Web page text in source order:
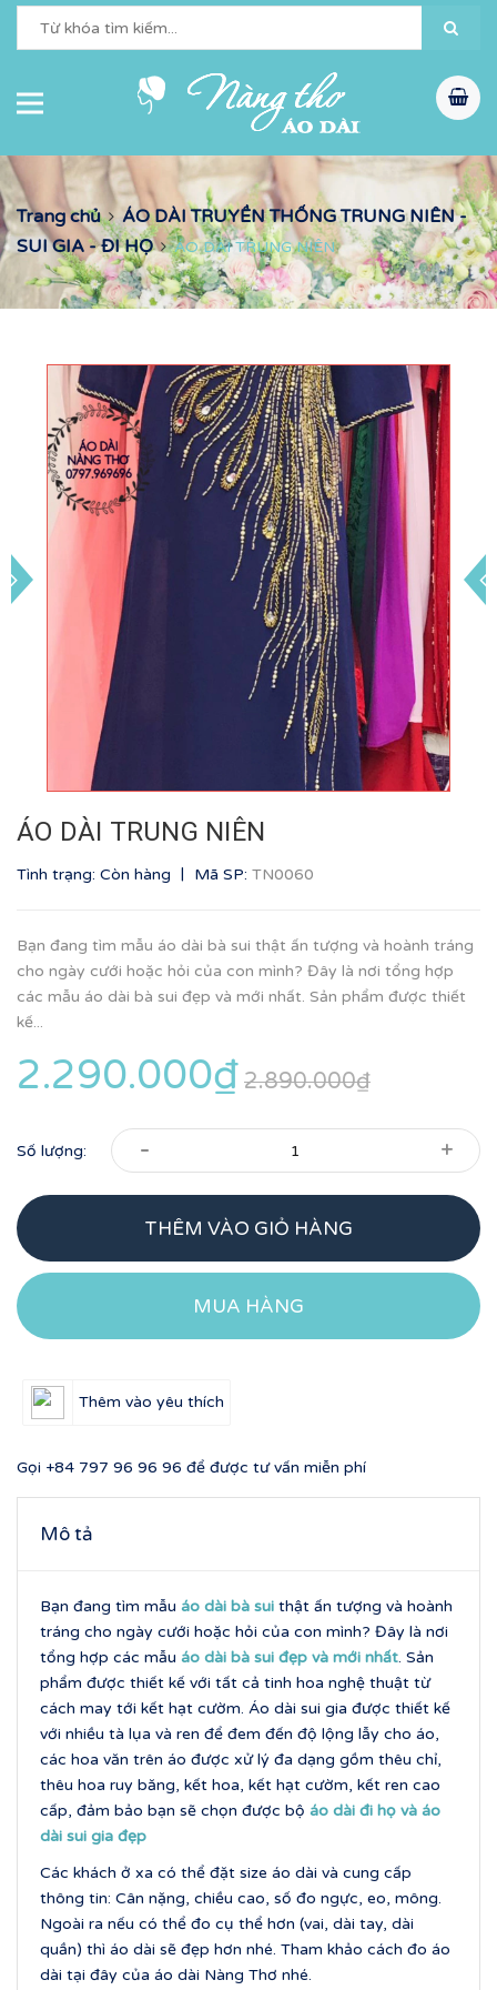
Trang chủ
ÁO DÀI TRUYỀN THỐNG TRUNG NIÊN -
SUI GIA - ĐI HỌ
ÁO DÀI TRUNG NIÊN
ÁO DÀI TRUNG NIÊN
Tình trạng: Còn hàng | Mã SP: TN0060
Bạn đang tìm mẫu áo dài bà sui thật ấn tượng và hoành tráng
cho ngày cưới hoặc hỏi của con mình? Đây là nơi tổng hợp
các mẫu áo dài bà sui đẹp và mới nhất. Sản phẩm được thiết
kế...
2.290.000₫ 2.890.000₫
Số lượng: - +
THÊM VÀO GIỎ HÀNG
MUA HÀNG
Thêm vào yêu thích
Gọi +84 797 96 96 96 để được tư vấn miễn phí
Mô tả
Bạn đang tìm mẫu áo dài bà sui thật ấn tượng và hoành
tráng cho ngày cưới hoặc hỏi của con mình? Đây là nơi
tổng hợp các mẫu áo dài bà sui đẹp và mới nhất. Sản
phẩm được thiết kế với tất cả tinh hoa nghệ thuật từ
cách may tới kết hạt cườm. Áo dài sui gia được thiết kế
với nhiều tà lụa và ren để đem đến độ lộng lẫy cho áo,
các hoa văn trên áo được xử lý đa dạng gồm thêu chỉ,
thêu hoa ruy băng, kết hoa, kết hạt cườm, kết ren cao
cấp, đảm bảo bạn sẽ chọn được bộ áo dài đi họ và áo
dài sui gia đẹp
Các khách ở xa có thể đặt size áo dài và cung cấp
thông tin: Cân nặng, chiều cao, số đo ngực, eo, mông.
Ngoài ra nếu có thể đo cụ thể hơn (vai, dài tay, dài
quần) thì áo dài sẽ đẹp hơn nhé. Tham khảo cách đo áo
dài tại đây của áo dài Nàng Thơ nhé.